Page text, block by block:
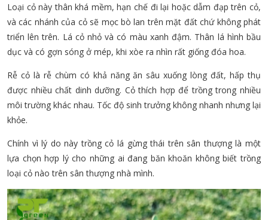
Loại cỏ này thân khá mềm, hạn chế đi lại hoặc dẫm đạp trên cỏ,
và các nhánh của cỏ sẽ mọc bò lan trên mặt đất chứ không phát
triển lên trên. Lá cỏ nhỏ và có màu xanh đậm. Thân lá hình bầu
dục và có gợn sóng ở mép, khi xòe ra nhìn rất giống đóa hoa.
Rễ cỏ là rễ chùm có khả năng ăn sâu xuống lòng đất, hấp thụ
được nhiều chất dinh dưỡng. Cỏ thích hợp để trồng trong nhiều
môi trường khác nhau. Tốc độ sinh trưởng không nhanh nhưng lại
khỏe.
Chính vì lý do này trồng cỏ lá gừng thái trên sân thượng là một
lựa chọn hợp lý cho những ai đang băn khoăn không biết trồng
loại cỏ nào trên sân thượng nhà mình.